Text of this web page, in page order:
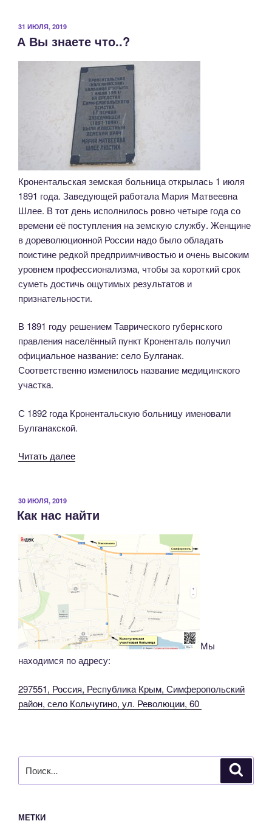
ОПУБЛИКОВАНО
31 ИЮЛЯ, 2019
А Вы знаете что..?
Кронентальская земская больница открылась 1 июля
1891 года. Заведующей работала Мария Матвеевна
Шлее. В тот день исполнилось ровно четыре года со
времени её поступления на земскую службу. Женщине
в дореволюционной России надо было обладать
поистине редкой предприимчивостью и очень высоким
уровнем профессионализма, чтобы за короткий срок
суметь достичь ощутимых результатов и
признательности.
В 1891 году решением Таврического губернского
правления населённый пункт Кроненталь получил
официальное название: село Булганак.
Соответственно изменилось название медицинского
участка.
С 1892 года Кронентальскую больницу именовали
Булганакской.
Читать далее«А
ОПУБЛИКОВАНО
30 ИЮЛЯ, 2019
Как нас найти
Мы
находимся по адресу:
297551, Россия, Республика Крым, Симферопольский
район, село Кольчугино, ул. Революции, 60
МЕТКИ